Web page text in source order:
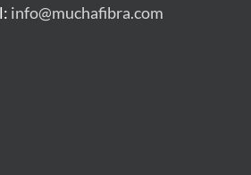
info@muchafibra.com